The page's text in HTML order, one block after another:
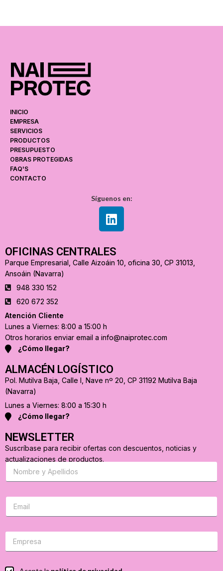
100%.
►Color blanco (Para mayor
visualización en la obra)Nota:
medidas, peso y grosor, pueden variar según lote
de fabricación (consultar stock actual)
INICIO
EMPRESA
SERVICIOS
PRODUCTOS
PRESUPUESTO
OBRAS PROTEGIDAS
FAQ'S
CONTACTO
Síguenos en:
OFICINAS CENTRALES
Parque Empresarial, Calle Aizoáin 10, oficina 30, CP 31013,
Ansoáin (Navarra)
948 330 152
620 672 352
Atención Cliente
Lunes a Viernes: 8:00 a 15:00 h
Otros horarios enviar email a info@naiprotec.com
¿Cómo llegar?
ALMACÉN LOGÍSTICO
Pol. Mutilva Baja, Calle I, Nave nº 20, CP 31192 Mutilva Baja
(Navarra)
Lunes a Viernes: 8:00 a 15:30 h
¿Cómo llegar?
NEWSLETTER
Suscríbase para recibir ofertas con descuentos, noticias y
actualizaciones de productos.
S
s
r
b
s
p
r
C
r
e
e
e